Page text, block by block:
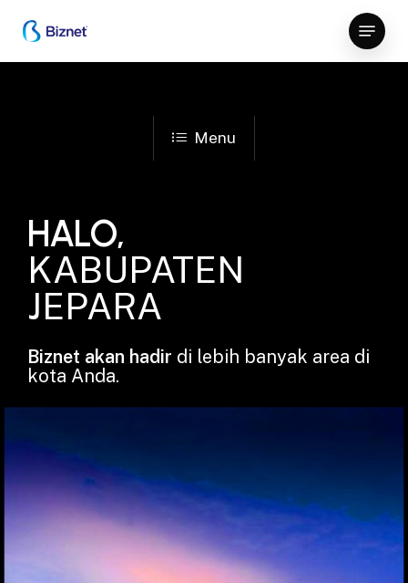
main
Menu
Menu
HALO,
KABUPATEN
JEPARA
Biznet akan hadir di lebih banyak area di
kota Anda.